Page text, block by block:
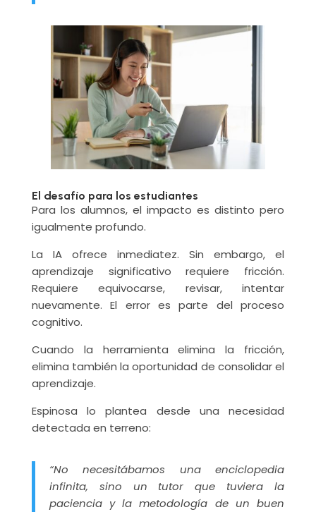
El desafío para los estudiantes
Para los alumnos, el impacto es distinto pero
igualmente profundo.
La IA ofrece inmediatez. Sin embargo, el
aprendizaje significativo requiere fricción.
Requiere equivocarse, revisar, intentar
nuevamente. El error es parte del proceso
cognitivo.
Cuando la herramienta elimina la fricción,
elimina también la oportunidad de consolidar el
aprendizaje.
Espinosa lo plantea desde una necesidad
detectada en terreno:
“No necesitábamos una enciclopedia
infinita, sino un tutor que tuviera la
paciencia y la metodología de un buen